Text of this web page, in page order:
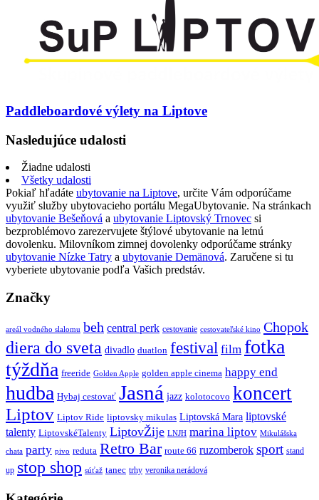
Paddleboardové výlety na Liptove
Nasledujúce udalosti
Žiadne udalosti
Všetky udalosti
Pokiaľ hľadáte ubytovanie na Liptove, určite Vám odporúčame
využiť služby ubytovacieho portálu MegaUbytovanie. Na stránkach
ubytovanie Bešeňová a ubytovanie Liptovský Trnovec si
bezproblémovo zarezervujete štýlové ubytovanie na letnú
dovolenku. Milovníkom zimnej dovolenky odporúčame stránky
ubytovanie Nízke Tatry a ubytovanie Demänová. Zaručene si tu
vyberiete ubytovanie podľa Vašich predstáv.
Značky
areál vodného slalomu beh central perk cestovanie cestovateľské kino Chopok
diera do sveta divadlo duatlon festival film fotka
týždňa freeride Golden Apple golden apple cinema happy end
hudba Hybaj cestovať Jasná jazz kolotocovo koncert
Liptov Liptov Ride liptovsky mikulas Liptovská Mara liptovské
talenty LiptovskéTalenty LiptovŽije LNJH marina liptov Mikulášska
chata party pivo reduta Retro Bar route 66 ruzomberok sport stand
up stop shop súťaž tanec trhy veronika nerádová